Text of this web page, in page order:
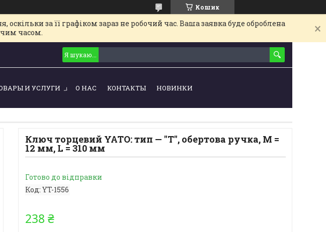
Кошик
за її графіком зараз не робочий час. Ваша заявка буде оброблена
часом.
И УСЛУГИ О НАС КОНТАКТЫ НОВИНКИ
Ключ торцевий YATO: тип — "T", обертова ручка, M =
12 мм, L = 310 мм
Готово до відправки
Код: YT-1556
238 ₴